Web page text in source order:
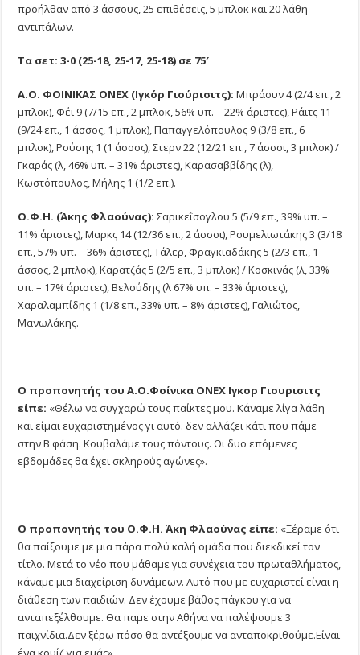
προήλθαν από 3 άσσους, 25 επιθέσεις, 5 μπλοκ και 20 λάθη
αντιπάλων.
Τα σετ: 3-0 (25-18, 25-17, 25-18) σε 75′
Α.Ο. ΦΟΙΝΙΚΑΣ ΟΝΕΧ (Ιγκόρ Γιούρισιτς): Μπράουν 4 (2/4 επ., 2
μπλοκ), Φέι 9 (7/15 επ., 2 μπλοκ, 56% υπ. – 22% άριστες), Ράιτς 11
(9/24 επ., 1 άσσος, 1 μπλοκ), Παπαγγελόπουλος 9 (3/8 επ., 6
μπλοκ), Ρούσης 1 (1 άσσος), Στερν 22 (12/21 επ., 7 άσσοι, 3 μπλοκ) /
Γκαράς (λ, 46% υπ. – 31% άριστες), Καρασαββίδης (λ),
Κωστόπουλος, Μήλης 1 (1/2 επ.).
Ο.Φ.Η. (Άκης Φλαούνας): Σαρικεΐσογλου 5 (5/9 επ., 39% υπ. –
11% άριστες), Μαρκς 14 (12/36 επ., 2 άσσοι), Ρουμελιωτάκης 3 (3/18
επ., 57% υπ. – 36% άριστες), Τάλερ, Φραγκιαδάκης 5 (2/3 επ., 1
άσσος, 2 μπλοκ), Καρατζάς 5 (2/5 επ., 3 μπλοκ) / Κοσκινάς (λ, 33%
υπ. – 17% άριστες), Βελούδης (λ 67% υπ. – 33% άριστες),
Χαραλαμπίδης 1 (1/8 επ., 33% υπ. – 8% άριστες), Γαλιώτος,
Μανωλάκης.
Ο προπονητής του Α.Ο.Φοίνικα ΟΝΕΧ Ιγκορ Γιουρισιτς
είπε: «Θέλω να συγχαρώ τους παίκτες μου. Κάναμε λίγα λάθη
και είμαι ευχαριστημένος γι αυτό. δεν αλλάζει κάτι που πάμε
στην Β φάση. Κουβαλάμε τους πόντους. Οι δυο επόμενες
εβδομάδες θα έχει σκληρούς αγώνες».
O προπονητής του Ο.Φ.Η. Άκη Φλαούνας είπε: «Ξέραμε ότι
θα παίξουμε με μια πάρα πολύ καλή ομάδα που διεκδικεί τον
τίτλο. Μετά το νέο που μάθαμε για συνέχεια του πρωταθλήματος,
κάναμε μια διαχείριση δυνάμεων. Αυτό που με ευχαριστεί είναι η
διάθεση των παιδιών. Δεν έχουμε βάθος πάγκου για να
ανταπεξέλθουμε. Θα παμε στην Αθήνα να παλέψουμε 3
παιχνίδια.Δεν ξέρω πόσο θα αντέξουμε να ανταποκριθούμε.Είναι